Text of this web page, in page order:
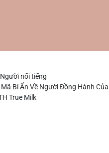
Người nổi tiếng
Bí Ẩn Về Người Đồng Hành Của
True Milk